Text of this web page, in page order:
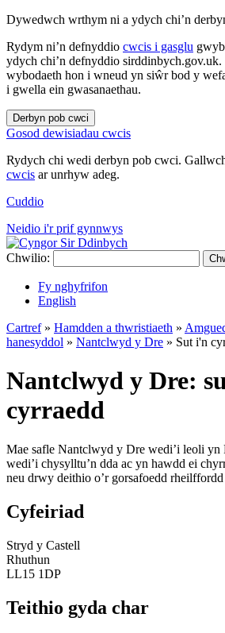
Dywedwch wrthym ni a ydych chi’n
Rydym ni’n defnyddio cwcis i gasglu
ydych chi’n defnyddio
wybodaeth hon i wneud yn siŵr bod y
i gwella ein gwasanaethau.
Derbyn pob cwci
Gosod dewisiadau cwcis
Rydych chi wedi derbyn pob cwci.
cwcis ar unrhyw adeg.
Cuddio
Neidio i'r prif gynnwys
Chwilio:
Fy nghyfrifon
English
Cartref» Hamdden a thwristiaeth »
hanesyddol » Nantclwyd y Dre » Sut i'n
Nantclwyd y Dre:
cyrraedd
Mae safle Nantclwyd y Dre wedi’i leoli yn
wedi’i chysylltu’n dda ac yn hawdd ei
neu drwy deithio o’r gorsafoedd rheilffordd
Cyfeiriad
Stryd y Castell
Rhuthun
LL15 1DP
Teithio gyda char